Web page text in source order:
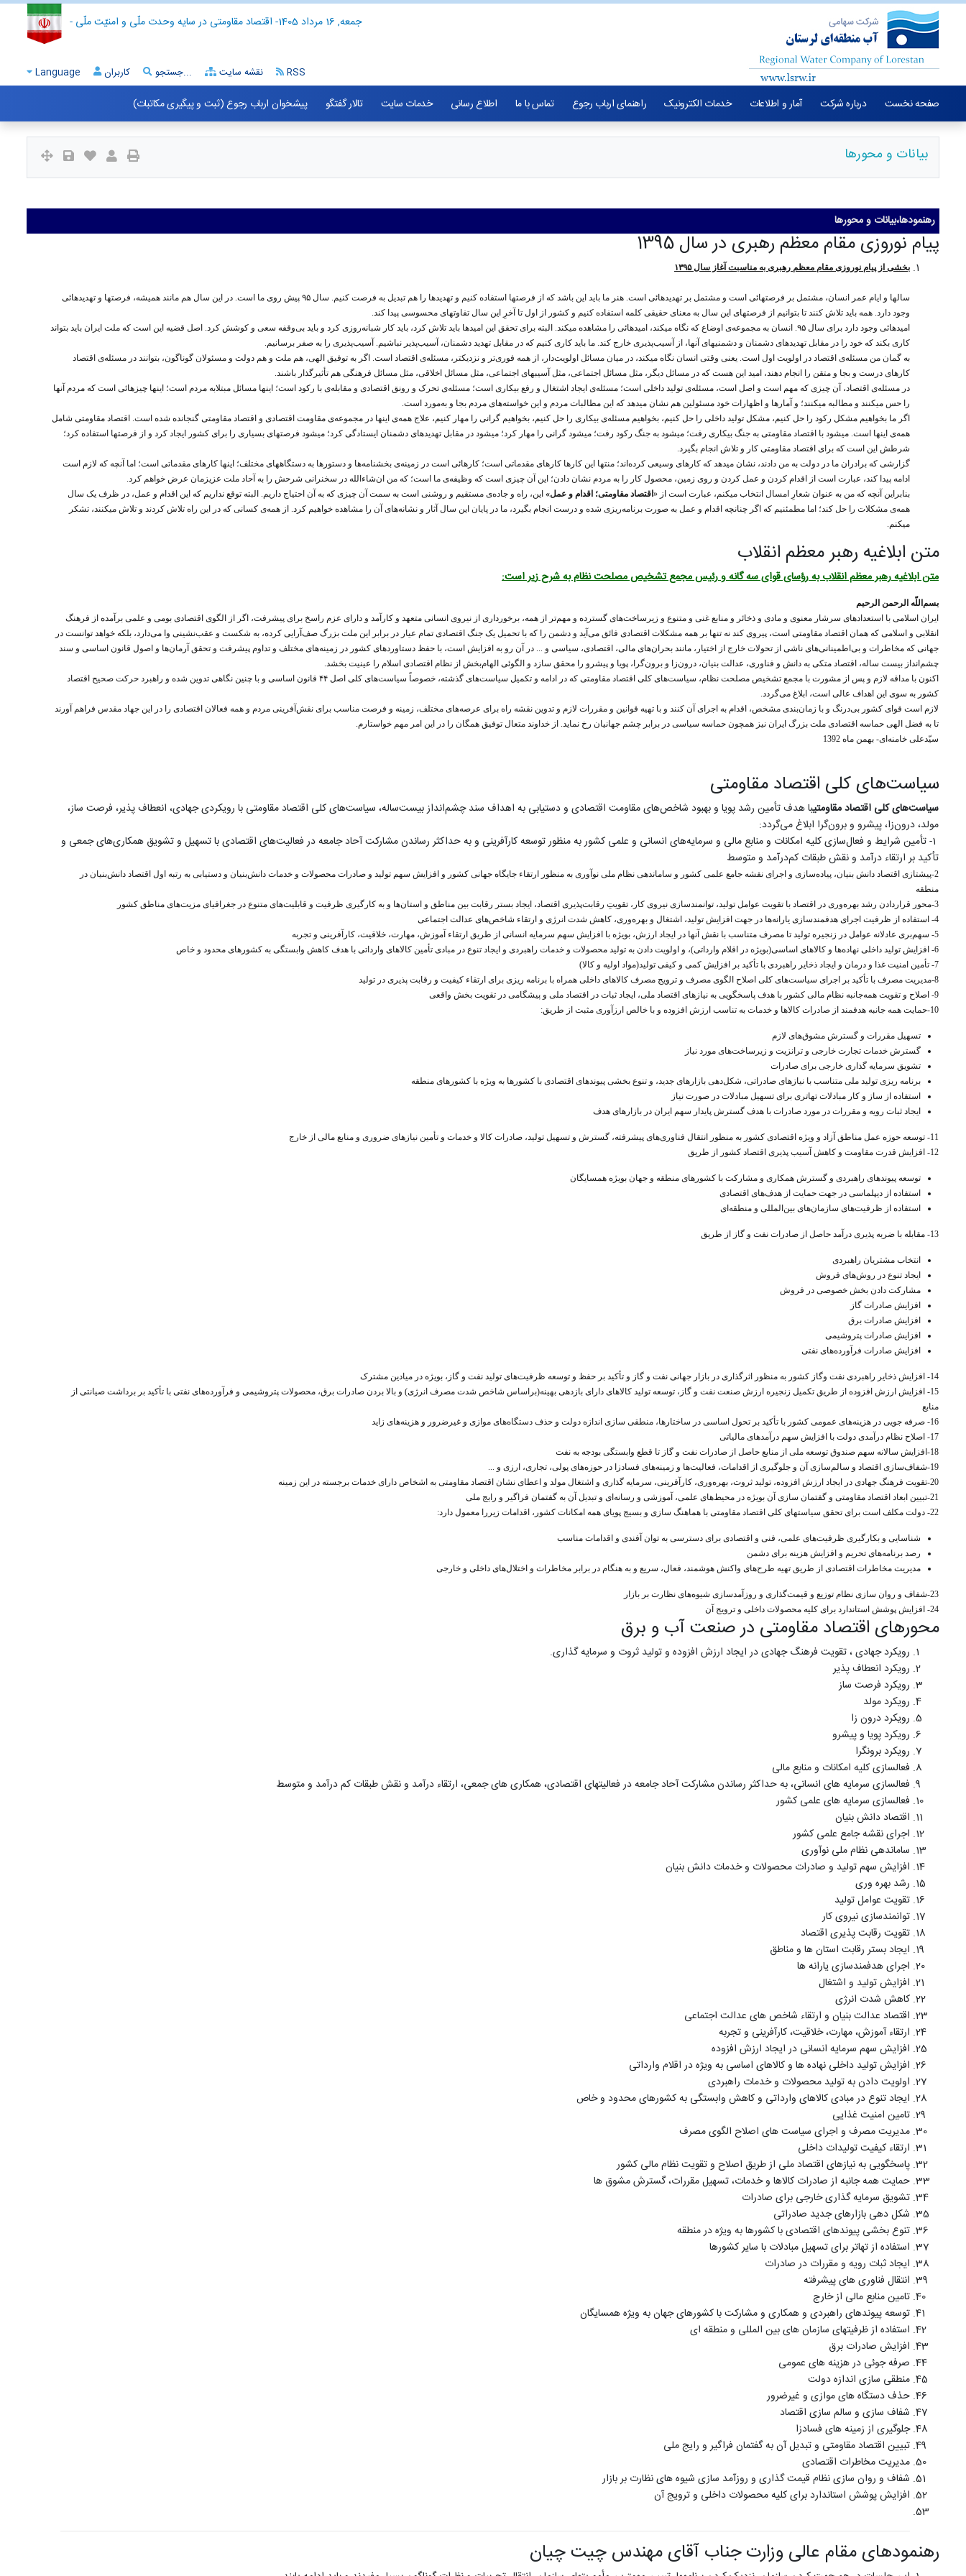
- اقتصاد مقاومتی در سایه وحدت ملّی و امنیّت ملّی - جمعه, 16 مرداد 1405
Language کاربران جستجو... نقشه سایت RSS
صفحه نخست درباره شرکت آمار و اطلاعات خدمات الکترونیک راهنمای ارباب رجوع تماس با ما اطلاع رسانی خدمات سایت تالار گفتگو پیشخوان ارباب رجوع (ثبت و پیگیری مکاتبات)
بیانات و محورها
رهنمودها،بیانات و محورها
پیام نوروزی مقام معظم رهبری در سال 1395
بخشی از پیام نوروزی مقام معظم رهبری به مناسبت آغاز سال۱۳۹۵
سالها و ایام عمر انسان، مشتمل بر فرصتهائی است و مشتمل بر تهدیدهائی است. هنر ما باید این باشد که از فرصتها استفاده کنیم و تهدیدها را هم تبدیل به فرصت کنیم. سال ۹۵ پیش روی ما است. در این سال هم مانند همیشه، فرصتها و تهدیدهائی
وجود دارد. همه باید تلاش کنند تا بتوانیم از فرصتهای این سال به معنای حقیقی کلمه استفاده کنیم و کشور از اول تا آخرِ این سال تفاوتهای محسوسی پیدا کند.
امیدهائی وجود دارد برای سال ۹۵. انسان به مجموعه‌ی اوضاع که نگاه میکند، امیدهائی را مشاهده میکند. البته برای تحقق این امیدها باید تلاش کرد، باید کار شبانه‌روزی کرد و باید بی‌وقفه سعی و کوشش کرد. اصل قضیه این است که ملت ایران باید بتواند
کاری بکند که خود را در مقابل تهدیدهای دشمنان و دشمنیهای آنها، از آسیب‌پذیری خارج کند. ما باید کاری کنیم که در مقابل تهدید دشمنان، آسیب‌پذیر نباشیم. آسیب‌پذیری را به صفر برسانیم.
به گمان من مسئله‌ی اقتصاد در اولویت اول است. یعنی وقتی انسان نگاه میکند، در میان مسائل اولویت‌دار، از همه فوری‌تر و نزدیکتر، مسئله‌ی اقتصاد است. اگر به توفیق الهی، هم ملت و هم دولت و مسئولان گوناگون، بتوانند در مسئله‌ی اقتصاد
کارهای درست و بجا و متقن را انجام دهند، امید این هست که در مسائل دیگر، مثل مسائل اجتماعی، مثل آسیبهای اجتماعی، مثل مسائل اخلاقی، مثل مسائل فرهنگی هم تأثیرگذار باشند.
در مسئله‌ی اقتصاد، آن چیزی که مهم است و اصل است، مسئله‌ی تولید داخلی است؛ مسئله‌ی ایجاد اشتغال و رفع بیکاری است؛ مسئله‌ی تحرک و رونق اقتصادی و مقابله‌ی با رکود است؛ اینها مسائل مبتلابه مردم است؛ اینها چیزهائی است که مردم آنها
را حس میکنند و مطالبه میکنند؛ و آمارها و اظهارات خود مسئولین هم نشان میدهد که این مطالبات مردم و این خواسته‌های مردم بجا و به‌مورد است.
اگر ما بخواهیم مشکل رکود را حل کنیم، مشکل تولید داخلی را حل کنیم، بخواهیم مسئله‌ی بیکاری را حل کنیم، بخواهیم گرانی را مهار کنیم، علاج همه‌ی اینها در مجموعه‌ی مقاومت اقتصادی و اقتصاد مقاومتی گنجانده شده است. اقتصاد مقاومتی شامل
همه‌ی اینها است. میشود با اقتصاد مقاومتی به جنگ بیکاری رفت؛ میشود به جنگ رکود رفت؛ میشود گرانی را مهار کرد؛ میشود در مقابل تهدیدهای دشمنان ایستادگی کرد؛ میشود فرصتهای بسیاری را برای کشور ایجاد کرد و از فرصتها استفاده کرد؛
شرطش این است که برای اقتصاد مقاومتی کار و تلاش انجام بگیرد.
گزارشی که برادران ما در دولت به من دادند، نشان میدهد که کارهای وسیعی کرده‌اند؛ منتها این کارها کارهای مقدماتی است؛ کارهائی است در زمینه‌ی بخشنامه‌ها و دستورها به دستگاههای مختلف؛ اینها کارهای مقدماتی است؛ اما آنچه که لازم است
ادامه پیدا کند، عبارت است از اقدام کردن و عمل کردن و روی زمین، محصول کار را به مردم نشان دادن؛ این آن چیزی است که وظیفه‌ی ما است؛ که من ان‌شاءالله در سخنرانی شرحش را به آحاد ملت عزیزمان عرض خواهم کرد.
بنابراین آنچه که من به عنوان شعارِ امسال انتخاب میکنم، عبارت است از «اقتصاد مقاومتی؛ اقدام و عمل» این، راه و جاده‌ی مستقیم و روشنی است به سمت آن چیزی که به آن احتیاج داریم. البته توقع نداریم که این اقدام و عمل، در ظرف یک‌ سال
همه‌ی مشکلات را حل کند؛ اما مطمئنیم که اگر چنانچه اقدام و عمل به صورت برنامه‌ریزی شده و درست انجام بگیرد، ما در پایان این سال آثار و نشانه‌های آن را مشاهده خواهیم کرد. از همه‌ی کسانی که در این راه تلاش کردند و تلاش میکنند، تشکر
میکنم.
متن ابلاغیه رهبر معظم انقلاب
متن ابلاغیه رهبر معظم انقلاب به رؤسای قوای سه گانه و رئیس مجمع تشخیص مصلحت نظام به شرح زیر است:
بسم‌اللّه الرحمن الرحیم
ایران اسلامی با استعدادهای سرشار معنوی و مادی و ذخائر و منابع غنی و متنوع و زیرساخت‌های گسترده و مهم‌تر از همه، برخورداری از نیروی انسانی متعهد و کارآمد و دارای عزم راسخ برای پیشرفت، اگر از الگوی اقتصادی بومی و علمی برآمده از فرهنگ
انقلابی و اسلامی که همان اقتصاد مقاومتی است، پیروی کند نه تنها بر همه‌ مشکلات اقتصادی فائق می‌آید و دشمن را که با تحمیل یک جنگ اقتصادی تمام عیار در برابر این ملت بزرگ صف‌آرایی کرده، به شکست و عقب‌نشینی وا می‌دارد، بلکه خواهد توانست در
جهانی که مخاطرات و بی‌اطمینانی‌های ناشی از تحولات خارج از اختیار، مانند بحران‌های مالی، اقتصادی، سیاسی و ... در آن رو به افزایش است، با حفظ دستاوردهای کشور در زمینه‌های مختلف و تداوم پیشرفت و تحقق آرمان‌ها و اصول قانون اساسی و سند
چشم‌انداز بیست ساله، اقتصاد متکی به دانش و فناوری، عدالت بنیان، درون‌زا و برون‌گرا، پویا و پیشرو را محقق سازد و الگوئی الهام‌بخش از نظام اقتصادی اسلام را عینیت بخشد.
اکنون با مداقه لازم و پس از مشورت با مجمع تشخیص مصلحت نظام، سیاست‌های کلی اقتصاد مقاومتی که در ادامه و تکمیل سیاست‌های گذشته، خصوصاً سیاست‌های کلی اصل ۴۴ قانون اساسی و با چنین نگاهی تدوین شده و راهبرد حرکت صحیح اقتصاد
کشور به سوی این اهداف عالی است، ابلاغ می‌گردد.
لازم است قوای کشور بی‌درنگ و با زمان‌بندی مشخص، اقدام به اجرای آن کنند و با تهیه قوانین و مقررات لازم و تدوین نقشه راه برای عرصه‌های مختلف، زمینه و فرصت مناسب برای نقش‌آفرینی مردم و همه فعالان اقتصادی را در این جهاد مقدس فراهم آورند
تا به فضل الهی حماسه‌ اقتصادی ملت بزرگ ایران نیز همچون حماسه سیاسی در برابر چشم جهانیان رخ نماید. از خداوند متعال توفیق همگان را در این امر مهم خواستارم.
سیّدعلی خامنه‌ای- بهمن ماه 1392
سیاست‌های کلی اقتصاد مقاومتی
سیاست‌های کلی اقتصاد مقاومتیبا هدف تأمین رشد پویا و بهبود شاخص‌های مقاومت اقتصادی و دستیابی به اهداف سند چشم‌انداز بیست‌ساله، سیاست‌های کلی اقتصاد مقاومتی با رویکردی جهادی، انعطاف پذیر، فرصت ساز،
مولد، درون‌زا، پیشرو و برون‌گرا ابلاغ می‌گردد:
-1تأمین شرایط و فعال‌سازی کلیه امکانات و منابع مالی و سرمایه‌های انسانی و علمی کشور به منظور توسعه کارآفرینی و به حداکثر رساندن مشارکت آحاد جامعه در فعالیت‌های اقتصادی با تسهیل و تشویق همکاری‌های جمعی و
تأکید بر ارتقاء درآمد و نقش طبقات کم‌درآمد و متوسط
2-پیشتازی اقتصاد دانش بنیان، پیاده‌سازی و اجرای نقشه جامع علمی کشور و ساماندهی نظام ملی نوآوری به منظور ارتقاء جایگاه جهانی کشور و افزایش سهم تولید و صادرات محصولات و خدمات دانش‌بنیان و دستیابی به رتبه اول اقتصاد دانش‌بنیان در
منطقه
3-محور قراردادن رشد بهره‌وری در اقتصاد با تقویت عوامل تولید، توانمندسازی نیروی کار، تقویتِ رقابت‌پذیری اقتصاد، ایجاد بستر رقابت بین مناطق و استان‌ها و به کارگیری ظرفیت و قابلیت‌های متنوع در جغرافیای مزیت‌های مناطق کشور
4- استفاده از ظرفیت اجرای هدفمند‌سازی یارانه‌ها در جهت افزایش تولید، اشتغال و بهره‌‌وری، کاهش شدت انرژی و ارتقاء شاخص‌های عدالت اجتماعی
5- سهم‌بری عادلانه عوامل در زنجیره‌ تولید تا مصرف متناسب با نقش آنها در ایجاد ارزش، بویژه با افزایش سهم سرمایه انسانی از طریق ارتقاء آموزش، مهارت، خلاقیت، کارآفرینی و تجربه
6- افزایش تولید داخلی نهاده‌ها و کالاهای اساسی(بویژه در اقلام وارداتی)، و اولویت دادن به تولید محصولات و خدمات راهبردی و ایجاد تنوع در مبادی تأمین کالاهای وارداتی با هدف کاهش وابستگی به کشورهای محدود و خاص
7- تأمین امنیت غذا و درمان و ایجاد ذخایر راهبردی با تأکید بر افزایش کمی و کیفی تولید(مواد اولیه و کالا)
8-مدیریت مصرف با تأکید بر اجرای سیاست‌های کلی اصلاح الگوی مصرف و ترویج مصرف کالاهای داخلی همراه با برنامه ریزی برای ارتقاء کیفیت و رقابت پذیری در تولید
9- اصلاح و تقویت همه‌جانبه‌ نظام مالی کشور با هدف پاسخگویی به نیازهای اقتصاد ملی، ایجاد ثبات در اقتصاد ملی و پیشگامی در تقویت بخش واقعی
10-حمایت همه جانبه‌ هدفمند از صادرات کالاها و خدمات به تناسب ارزش افزوده و با خالص ارزآوری مثبت از طریق:
تسهیل مقررات و گسترش مشوق‌های لازم
گسترش خدمات تجارت خارجی و ترانزیت و زیرساخت‌های مورد نیاز
تشویق سرمایه گذاری خارجی برای صادرات
برنامه ریزی تولید ملی متناسب با نیازهای صادراتی، شکل‌دهی بازارهای جدید، و تنوع بخشی پیوند‌های اقتصادی با کشورها به ویژه با کشورهای منطقه
استفاده از ساز و کار مبادلات تهاتری برای تسهیل مبادلات در صورت نیاز
ایجاد ثبات رویه و مقررات در مورد صادرات با هدف گسترش پایدار سهم ایران در بازارهای هدف
11- توسعه حوزه عمل مناطق آزاد و ویژه اقتصادی کشور به منظور انتقال فناوری‌های پیشرفته، گسترش و تسهیل تولید، صادرات کالا و خدمات و تأمین نیازهای ضروری و منابع مالی از خارج
12- افزایش قدرت مقاومت و کاهش آسیب پذیری اقتصاد کشور از طریق
توسعه پیوندهای راهبردی و گسترش همکاری و مشارکت با کشورهای منطقه و جهان بویژه همسایگان
استفاده از دیپلماسی در جهت حمایت از هدف‌های اقتصادی
استفاده از ظرفیت‌های سازمان‌های بین‌المللی و منطقه‌ای
13- مقابله با ضربه پذیری درآمد حاصل از صادرات نفت و گاز از طریق
انتخاب مشتریان راهبردی
ایجاد تنوع در روش‌های فروش
مشارکت دادن بخش خصوصی در فروش
افزایش صادرات گاز
افزایش صادرات برق
افزایش صادرات پتروشیمی
افزایش صادرات فرآورده‌های نفتی
14- افزایش ذخایر راهبردی نفت وگاز کشور به منظور اثرگذاری در بازار جهانی نفت و گاز و تأکید بر حفظ و توسعه ظرفیت‌های تولید نفت و گاز، بویژه در میادین مشترک
15- افزایش ارزش افزوده از طریق تکمیل زنجیره ارزش صنعت نفت و گاز، توسعه تولید کالاهای دارای بازدهی بهینه(براساس شاخص شدت مصرف انرژی) و بالا بردن صادرات برق، محصولات پتروشیمی و فرآورده‌های نفتی با تأکید بر برداشت صیانتی از
منابع
16- صرفه جویی در هزینه‌های عمومی کشور با تأکید بر تحول اساسی در ساختارها، منطقی سازی اندازه دولت و حذف دستگاه‌های موازی و غیرضرور و هزینه‌های زاید
17- اصلاح نظام درآمدی دولت با افزایش سهم درآمدهای مالیاتی
18-افزایش سالانه‌ سهم صندوق توسعه ملی از منابع حاصل از صادرات نفت و گاز تا قطع وابستگی بودجه به نفت
19-شفاف‌سازی اقتصاد و سالم‌سازی آن و جلوگیری از اقدامات، فعالیت‌ها و زمینه‌های فسادزا در حوزه‌های پولی، تجاری، ارزی و ...
20-تقویت فرهنگ جهادی در ایجاد ارزش افزوده، تولید ثروت، بهره‌وری، کارآفرینی، سرمایه گذاری و اشتغال مولد و اعطای نشان اقتصاد مقاومتی به اشخاص دارای خدمات برجسته در این زمینه
21-تبیین ابعاد اقتصاد مقاومتی و گفتمان سازی آن بویژه در محیط‌های علمی، آموزشی و رسانه‌ای و تبدیل آن به گفتمان فراگیر و رایج ملی
22- دولت مکلف است برای تحقق سیاستهای کلی اقتصاد مقاومتی با هماهنگ سازی و بسیج پویای همه امکانات کشور، اقدامات زیررا معمول دارد:
شناسایی و بکارگیری ظرفیت‌های علمی، فنی و اقتصادی برای دسترسی به توان آفندی و اقدامات مناسب
رصد برنامه‌های تحریم و افزایش هزینه برای دشمن
مدیریت مخاطرات اقتصادی از طریق تهیه طرح‌های واکنش هوشمند، فعال، سریع و به هنگام در برابر مخاطرات و اختلال‌های داخلی و خارجی
23-شفاف و روان سازی نظام توزیع و قیمت‌گذاری و روزآمدسازی شیوه‌های نظارت بر بازار
24- افزایش پوشش استاندارد برای کلیه محصولات داخلی و ترویج آن
محورهای اقتصاد مقاومتی در صنعت آب و برق
رویکرد جهادی ، تقویت فرهنگ جهادی در ایجاد ارزش افزوده و تولید ثروت و سرمایه گذاری.
رویکرد انعطاف پذیر
رویکرد فرصت ساز
رویکرد مولد
رویکرد درون زا
رویکرد پویا و پیشرو
رویکرد برونگرا
فعالسازی کلیه امکانات و منابع مالی
فعالسازی سرمایه های انسانی، به حداکثر رساندن مشارکت آحاد جامعه در فعالیتهای اقتصادی، همکاری های جمعی، ارتقاء درآمد و نقش طبقات کم درآمد و متوسط
فعالسازی سرمایه های علمی کشور
اقتصاد دانش بنیان
اجرای نقشه جامع علمی کشور
ساماندهی نظام ملی نوآوری
افزایش سهم تولید و صادرات محصولات و خدمات دانش بنیان
رشد بهره وری
تقویت عوامل تولید
توانمندسازی نیروی کار
تقویت رقابت پذیری اقتصاد
ایجاد بستر رقابت استان ها و مناطق
اجرای هدفمندسازی یارانه ها
افزایش تولید و اشتغال
کاهش شدت انرژی
اقتصاد عدالت بنیان و ارتقاء شاخص های عدالت اجتماعی
ارتقاء آموزش، مهارت، خلاقیت، کارآفرینی و تجربه
افزایش سهم سرمایه انسانی در ایجاد ارزش افزوده
افزایش تولید داخلی نهاده ها و کالاهای اساسی به ویژه در اقلام وارداتی
اولویت دادن به تولید محصولات و خدمات راهبردی
ایجاد تنوع در مبادی کالاهای وارداتی و کاهش وابستگی به کشورهای محدود و خاص
تامین امنیت غذایی
مدیریت مصرف و اجرای سیاست های اصلاح الگوی مصرف
ارتقاء کیفیت تولیدات داخلی
پاسخگویی به نیازهای اقتصاد ملی از طریق اصلاح و تقویت نظام مالی کشور
حمایت همه جانبه از صادرات کالاها و خدمات، تسهیل مقررات، گسترش مشوق ها
تشویق سرمایه گذاری خارجی برای صادرات
شکل دهی بازارهای جدید صادراتی
تنوع بخشی پیوندهای اقتصادی با کشورها به ویژه در منطقه
استفاده از تهاتر برای تسهیل مبادلات با سایر کشورها
ایجاد ثبات رویه و مقررات در صادرات
انتقال فناوری های پیشرفته
تامین منابع مالی از خارج
توسعه پیوندهای راهبردی و همکاری و مشارکت با کشورهای جهان به ویژه همسایگان
استفاده از ظرفیتهای سازمان های بین المللی و منطقه ای
افزایش صادرات برق
صرفه جوئی در هزینه های عمومی
منطقی سازی اندازه دولت
حذف دستگاه های موازی و غیرضرور
شفاف سازی و سالم سازی اقتصاد
جلوگیری از زمینه های فسادزا
تبیین اقتصاد مقاومتی و تبدیل آن به گفتمان فراگیر و رایج ملی
مدیریت مخاطرات اقتصادی
شفاف و روان سازی نظام قیمت گذاری و روزآمد سازی شیوه های نظارت بر بازار
افزایش پوشش استاندارد برای کلیه محصولات داخلی و ترویج آن
رهنمودهای مقام عالی وزارت جناب آقای مهندس چیت چیان